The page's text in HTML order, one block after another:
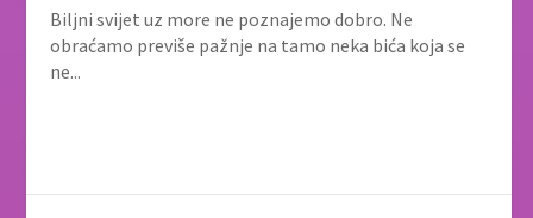
Biljni svijet uz more ne poznajemo dobro. Ne
obraćamo previše pažnje na tamo neka bića koja se
ne...